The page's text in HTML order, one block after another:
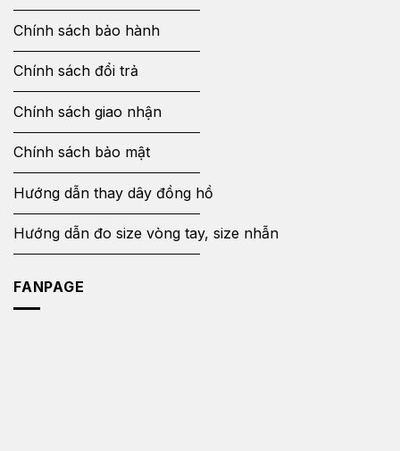
Chính sách bảo hành
Chính sách đổi trả
Chính sách giao nhận
Chính sách bảo mật
Hướng dẫn thay dây đồng hồ
Hướng dẫn đo size vòng tay, size nhẫn
FANPAGE